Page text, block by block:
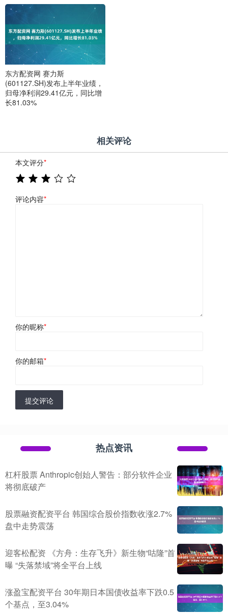
东方配资网 赛力斯
(601127.SH)发布上半年业绩，
归母净利润29.41亿元，同比增
长81.03%
相关评论
本文评分*
评论内容*
你的昵称*
你的邮箱*
提交评论
热点资讯
杠杆股票 Anthropic创始人警告：部分软件企业
将彻底破产
股票融资配资平台 韩国综合股价指数收涨2.7%
盘中走势震荡
迎客松配资 《方舟：生存飞升》新生物“咕隆”首
曝 “失落禁域”将全平台上线
涨盈宝配资平台 30年期日本国债收益率下跌0.5
个基点，至3.04%